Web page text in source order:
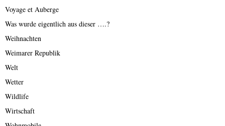
Voyage et Auberge
Was wurde eigentlich aus dieser ….?
Weihnachten
Weimarer Republik
Welt
Wetter
Wildlife
Wirtschaft